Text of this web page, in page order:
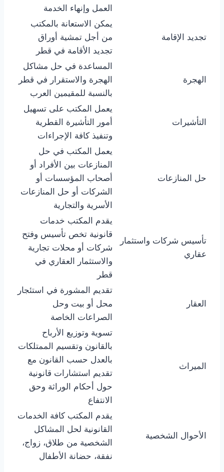
العمل وإنهاء الخدمة
تجديد الإقامة
يمكن الاستعانة بالمكتب
من أجل تمشية أوراق
تجديد الأقامة في قطر
الهجرة
المساعدة في حل مشاكل
الهجرة والاستقرار في قطر
بالنسبة للمقيمين العرب
التأشيرات
يعمل المكتب على تسهيل
أمور التأشيرة القطرية
وتنفيذ كافة الإجراءات
حل المنازعات
يعمل المكتب في حل
المنازعات بين الأفراد أو
أصحاب المؤسسات أو
الشركات أو حل المنازعات
الأسرية والتجارية
تأسيس شركات واستثمار
عقاري
يقدم المكتب خدمات
قانونية تخص تأسيس وفتح
شركات أو محلات تجارية
والاستثمار العقاري في
قطر
العقار
تقديم المشورة في استئجار
محل أو بيت وحل
الصراعات الخاصة
الميراث
تسوية وتوزيع الأرباح
بالقانون وتقسيم الممتلكات
بالعدل حسب القانون مع
تقديم استشارات قانونية
حول أحكام الوراثة وحق
الانتفاع
الأحوال الشخصية
يقدم المكتب كافة الخدمات
القانونية لحل المشاكل
الشخصية من طلاق، زواج،
نفقة، حضانة الأطفال